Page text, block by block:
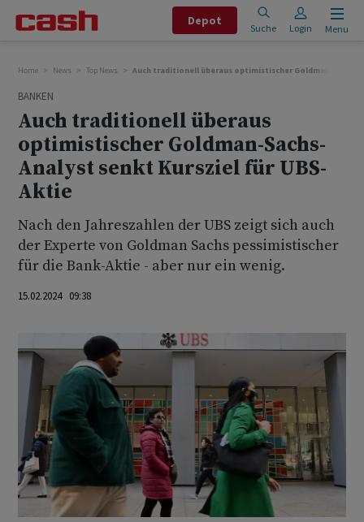
Depot
Suche Login Menu
Home News Top News Auch traditionell überaus optimistischer Goldman-Sachs-
BANKEN
Auch traditionell überaus
optimistischer Goldman-Sachs-
Analyst senkt Kursziel für UBS-
Aktie
Nach den Jahreszahlen der UBS zeigt sich auch
der Experte von Goldman Sachs pessimistischer
für die Bank-Aktie - aber nur ein wenig.
15.02.2024 09:38